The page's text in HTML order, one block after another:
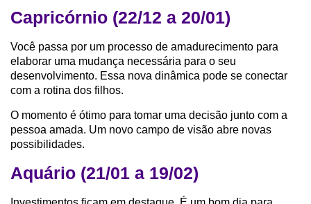
Capricórnio (22/12 a 20/01)
Você passa por um processo de amadurecimento para
elaborar uma mudança necessária para o seu
desenvolvimento. Essa nova dinâmica pode se conectar
com a rotina dos filhos.
O momento é ótimo para tomar uma decisão junto com a
pessoa amada. Um novo campo de visão abre novas
possibilidades.
Aquário (21/01 a 19/02)